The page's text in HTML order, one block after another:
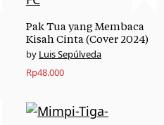
Pak Tua yang Membaca
Kisah Cinta (Cover 2024)
Luis Sepúlveda
Rp48.000